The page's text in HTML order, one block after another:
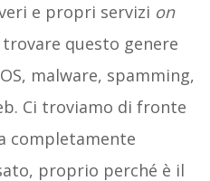
e propri servizi on
questo genere
malware, spamming,
Ci troviamo di fronte
completamente
proprio perché è il